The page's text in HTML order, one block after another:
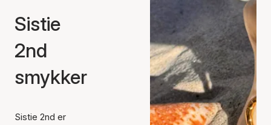
Sistie
2nd
smykker
Sistie 2nd er